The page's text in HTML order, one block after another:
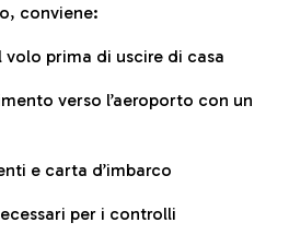
conviene:
prima di uscire di casa
verso l’aeroporto con un
e carta d’imbarco
per i controlli